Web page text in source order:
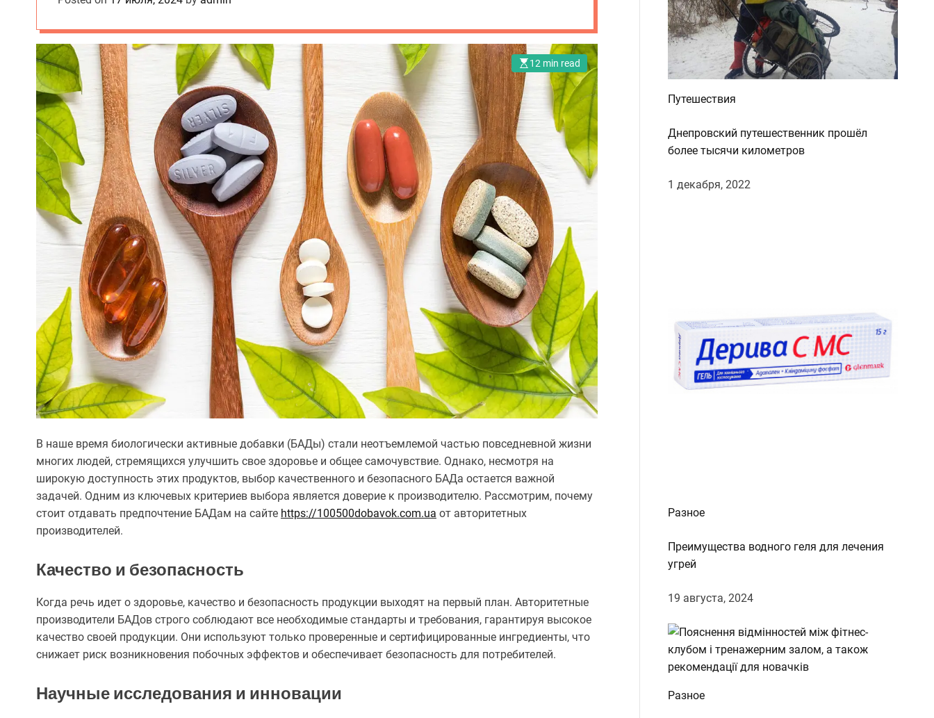
d
e
12 min read
В наше время биологически активные добавки (БАДы) стали неотъемлемой частью повседневной жизни
многих людей, стремящихся улучшить свое здоровье и общее самочувствие. Однако, несмотря на
широкую доступность этих продуктов, выбор качественного и безопасного БАДа остается важной
задачей. Одним из ключевых критериев выбора является доверие к производителю. Рассмотрим, почему
стоит отдавать предпочтение БАДам на сайте https://100500dobavok.com.ua от авторитетных
производителей.
Качество и безопасность
Когда речь идет о здоровье, качество и безопасность продукции выходят на первый план. Авторитетные
производители БАДов строго соблюдают все необходимые стандарты и требования, гарантируя высокое
качество своей продукции. Они используют только проверенные и сертифицированные ингредиенты, что
снижает риск возникновения побочных эффектов и обеспечивает безопасность для потребителей.
Научные исследования и инновации
Путешествия
Днепровский путешественник прошёл
более тысячи километров
1 декабря, 2022
Разное
Преимущества водного геля для лечения
угрей
19 августа, 2024
Разное